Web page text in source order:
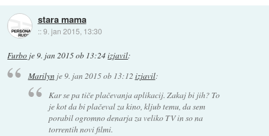
stara mama
::9. jan 2015, 13:30
Furbo je9. jan 2015 ob 13:24izjavil:
Marilynje 9. jan 2015 ob 13:12 izjavil:
Kar se pa tiče plačevanja aplikacij. Zakaj bi jih? To
je kot da bi plačeval za kino, kljub temu, da sem
porabil ogromno denarja za veliko TV in so na
torrentih novi filmi.